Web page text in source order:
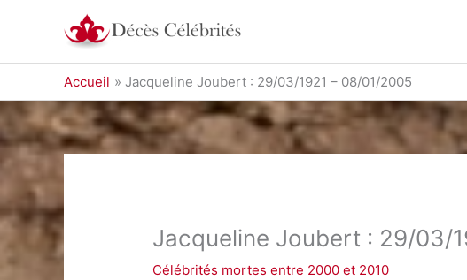
Accueil Jacqueline Joubert : 29/03/1921 – 08/01/2005
Jacqueline Joubert : 29/03/
Célébrités mortes entre 2000 et 2010